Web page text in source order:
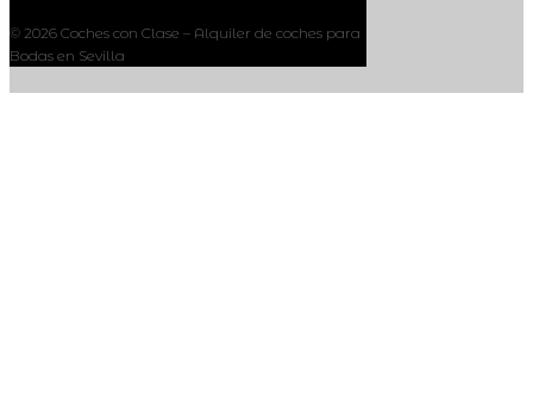
© 2026 Coches con Clase – Alquiler de coches para
Bodas en Sevilla